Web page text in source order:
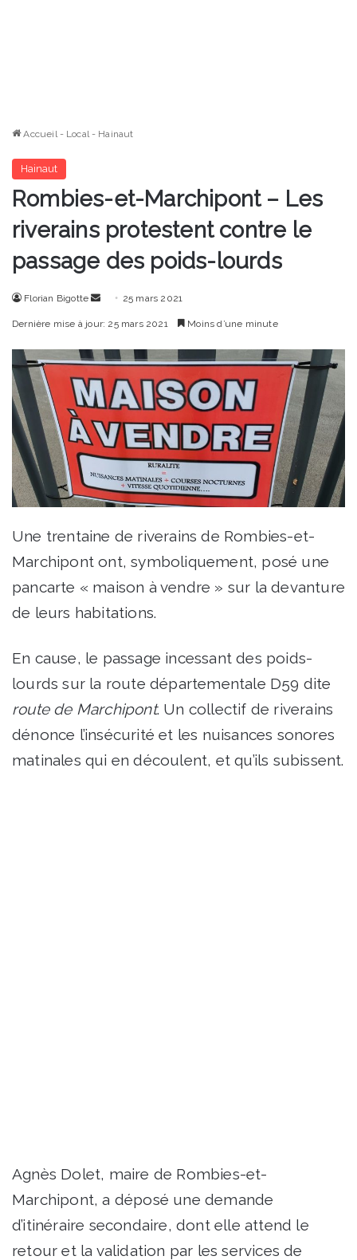
Accueil - Local - Hainaut
Hainaut
Rombies-et-Marchipont – Les
riverains protestent contre le
passage des poids-lourds
Florian Bigotte
Envoyer25 mars 2021
Dernière mise à jour: 25 mars 2021 Moins d’une minute
Une trentaine de riverains de Rombies-et-
Marchipont ont, symboliquement, posé une
pancarte « maison à vendre » sur la devanture
de leurs habitations.
En cause, le passage incessant des poids-
lourds sur la route départementale D59 dite
route de Marchipont. Un collectif de riverains
dénonce l’insécurité et les nuisances sonores
matinales qui en découlent, et qu’ils subissent.
Agnès Dolet, maire de Rombies-et-
Marchipont, a déposé une demande
d’itinéraire secondaire, dont elle attend le
retour et la validation par les services de